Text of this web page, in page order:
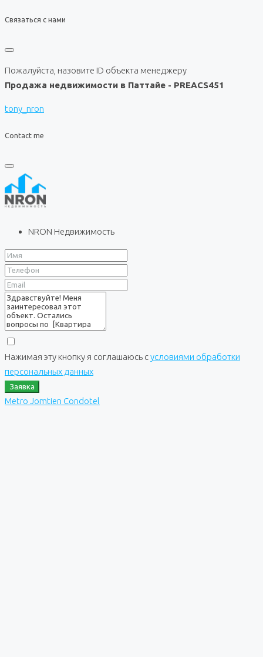
Связаться с нами
Пожалуйста, назовите ID объекта менеджеру
Продажа недвижимости в Паттайе - PREACS451
tony_nron
Contact me
NRON Недвижимость
Нажимая эту кнопку я соглашаюсь сусловиями обработки
персональных данных
Заявка
Metro Jomtien Condotel